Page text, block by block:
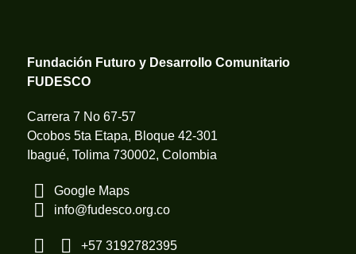
Fundación Futuro y Desarrollo Comunitario
FUDESCO
Carrera 7 No 67-57
Ocobos 5ta Etapa, Bloque 42-301
Ibagué, Tolima 730002, Colombia
Google Maps
info@fudesco.org.co
+57 3192782395